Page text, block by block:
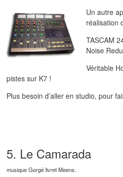
Un autre
réalisation
TASCAM
Noise
Véritable
pistes sur K7 !
Plus besoin d’aller en studio, pour
5. Le Camarada
musique Gorgé livret Meens.